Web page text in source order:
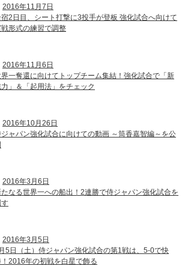
2016年11月7日
2日目、シート打撃に3投手が登板 強化試合へ向けて
形式の練習で調整
2016年11月6日
一奪還に向けてトップチーム集結！強化試合で「新
」＆「起用法」をチェック
2016年10月26日
ャパン強化試合に向けての動画 ～筒香嘉智編～を公
2016年3月6日
なる世界一への船出！2連勝で侍ジャパン強化試合を
2016年3月5日
5日（土）侍ジャパン強化試合の第1戦は、5-0で快
！2016年の初戦を白星で飾る